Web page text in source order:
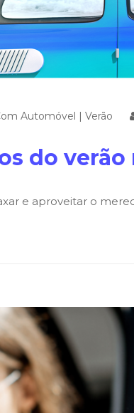
Automóvel | Verão
do
e aproveitar o